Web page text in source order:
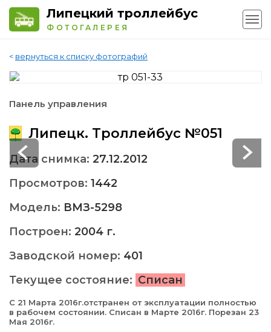
Липецкий троллейбус
ФОТОГАЛЕРЕЯ
< вернуться к списку фотографий
Панель управления
Липецк. Троллейбус №051
Дата снимка: 27.12.2012
Просмотров: 1442
Модель: ВМЗ-5298
Построен: 2004 г.
Заводской номер: 401
Текущее состояние: Списан
С 21 Марта 2016г.отстранен от эксплуатации полностью
в рабочем состоянии. Списан в Марте 2016г. Порезан 23
Мая 2016г.